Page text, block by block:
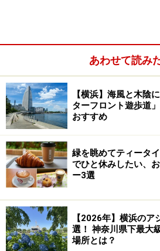
チーズ好きな人の、チーズ好きな人
になってもらうためのレストラン「
DAIGOMI BURGER（ダイゴミ バーガ
影）
にあるグルメフロア「横浜駅東
2019年3月15日にオープンした、
「DAIGOMI BURGER（ダイゴミバ
あわせて読み
【横浜】海風と木陰
ターフロント遊歩道
おすすめ
緑を眺めてティータ
でひと休みしたい、
ー3選
【2026年】横浜の
選！ 神奈川県下最大
場所とは？